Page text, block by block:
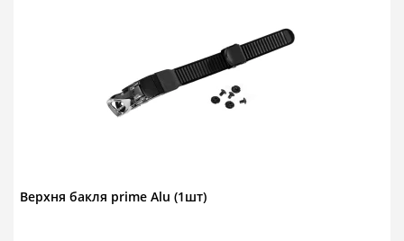
Верхня бакля prime Alu (1шт)